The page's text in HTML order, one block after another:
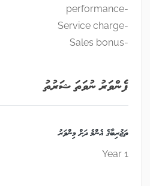
-performance
-Service charge
-Sales bonus
ފެންވަރު ނުވަތަ ޝަރުތު
ތަޖުރިބާގެ އެންމެ ދަށް މިންވަރު
1 Year